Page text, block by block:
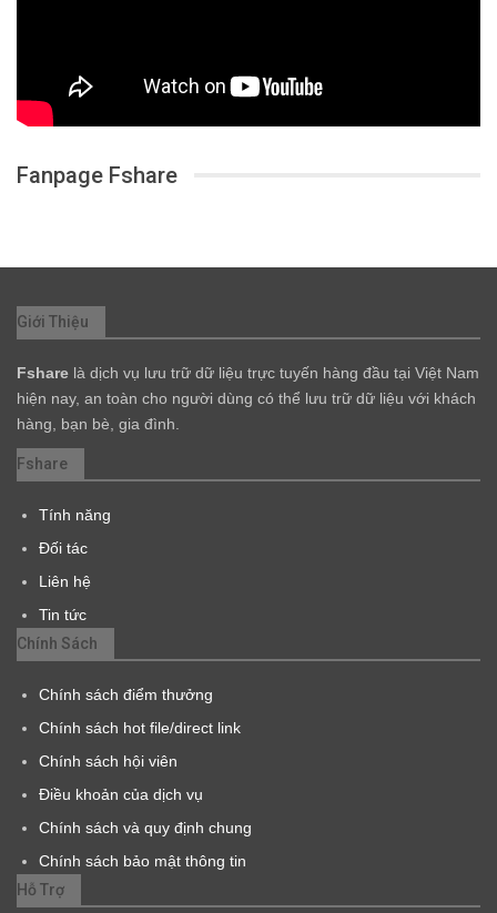
Fanpage Fshare
Giới Thiệu
Fshare là dịch vụ lưu trữ dữ liệu trực tuyến hàng đầu tại Việt Nam
hiện nay, an toàn cho người dùng có thể lưu trữ dữ liệu với khách
hàng, bạn bè, gia đình.
Fshare
Tính năng
Đối tác
Liên hệ
Tin tức
Chính Sách
Chính sách điểm thưởng
Chính sách hot file/direct link
Chính sách hội viên
Điều khoản của dịch vụ
Chính sách và quy định chung
Chính sách bảo mật thông tin
Hỗ Trợ